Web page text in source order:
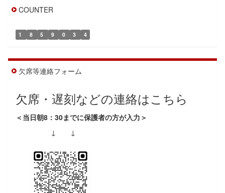
COUNTER
1 8 5 9 0 3 4
欠席等連絡フォーム
欠席・遅刻などの連絡はこちら
＜当日朝8：30までに保護者の方が入力＞
↓ ↓